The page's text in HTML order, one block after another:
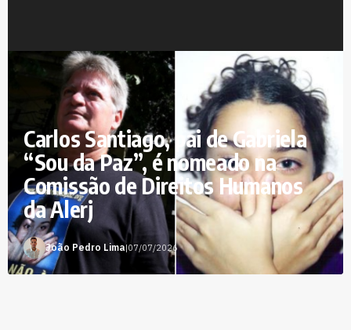
Carlos Santiago, pai de Gabriela
“Sou da Paz”, é nomeado na
Comissão de Direitos Humanos
da Alerj
João Pedro Lima|07/07/2026